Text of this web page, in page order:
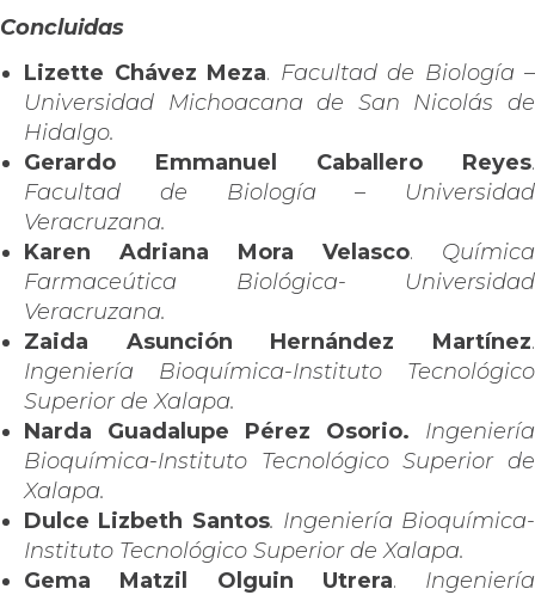
Concluidas
Lizette Chávez Meza. Facultad de Biología –
Universidad Michoacana de San Nicolás de
Hidalgo.
Gerardo Emmanuel Caballero Reyes.
Facultad de Biología – Universidad
Veracruzana.
Karen Adriana Mora Velasco. Química
Farmaceútica Biológica- Universidad
Veracruzana.
Zaida Asunción Hernández Martínez.
Ingeniería Bioquímica-Instituto Tecnológico
Superior de Xalapa.
Narda Guadalupe Pérez Osorio. Ingeniería
Bioquímica-Instituto Tecnológico Superior de
Xalapa.
Dulce Lizbeth Santos. Ingeniería Bioquímica-
Instituto Tecnológico Superior de Xalapa.
Gema Matzil Olguin Utrera. Ingeniería